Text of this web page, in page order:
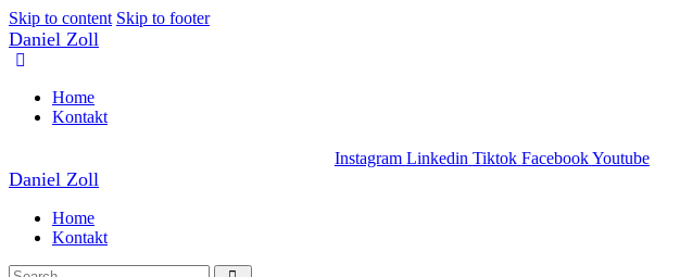
Skip to content Skip to footer
Daniel Zoll
Home
Kontakt
Instagram Linkedin Tiktok FacebookYoutube
Daniel Zoll
Home
Kontakt